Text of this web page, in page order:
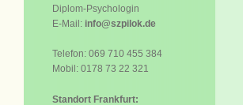
Diplom-Psychologin
E-Mail: info@szpilok.de
Telefon: 069 710 455 384
Mobil: 0178 73 22 321
Standort Frankfurt: